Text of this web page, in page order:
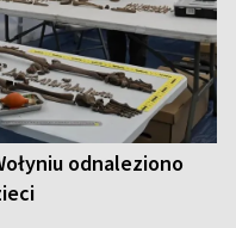
odnaleziono